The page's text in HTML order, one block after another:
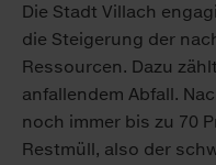
Die Stadt Villach
die Steigerung der
Ressourcen. Dazu
anfallendem Abfall.
noch immer bis zu 70
Restmüll, also der